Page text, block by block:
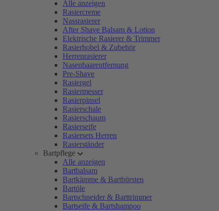
Alle anzeigen
Rasiercreme
Nassrasierer
After Shave Balsam & Lotion
Elektrische Rasierer & Trimmer
Rasierhobel & Zubehör
Herrenrasierer
Nasenhaarentfernung
Pre-Shave
Rasiergel
Rasiermesser
Rasierpinsel
Rasierschale
Rasierschaum
Rasierseife
Rasiersets Herren
Rasierständer
Bartpflege
Alle anzeigen
Bartbalsam
Bartkämme & Bartbürsten
Bartöle
Bartschneider & Barttrimmer
Bartseife & Bartshampoo